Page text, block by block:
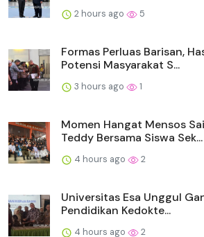
2 hours ago 5
Formas Perluas Barisan,
Potensi Masyarakat S...
3 hours ago 1
Momen Hangat Mensos
Teddy Bersama Siswa Sek...
4 hours ago 2
Universitas Esa Unggul
Pendidikan Kedokte...
4 hours ago 2